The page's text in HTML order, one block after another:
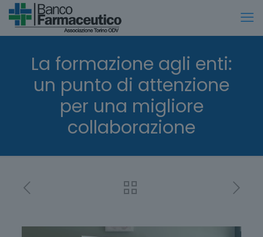
La formazione agli enti:
un punto di attenzione
per una migliore
collaborazione